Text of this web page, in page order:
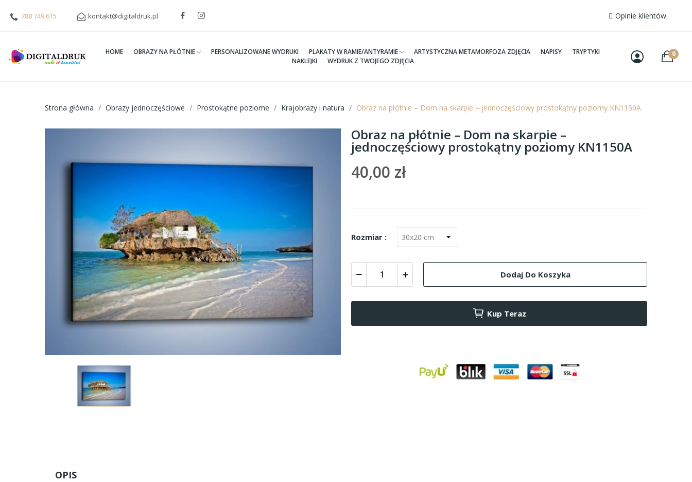
788 749 615 kontakt@digitaldruk.pl Opinie klientów
HOME OBRAZY NA PŁÓTNIE PERSONALIZOWANE WYDRUKI PLAKATY W RAMIE/ANTYRAMIE ARTYSTYCZNA METAMORFOZA ZDJĘCIA NAPISY
TRYPTYKI
NAKLEJKI
WYDRUK Z TWOJEGO ZDJĘCIA
0
Strona główna Obrazy jednoczęściowe Prostokątne poziome Krajobrazy i natura Obraz na płótnie – Dom na skarpie – jednoczęściowy prostokątny poziomy KN1150A
Obraz na płótnie – Dom na skarpie –
jednoczęściowy prostokątny poziomy KN1150A
40,00 zł
Rozmiar :
Dodaj Do Koszyka
Kup Teraz
OPIS